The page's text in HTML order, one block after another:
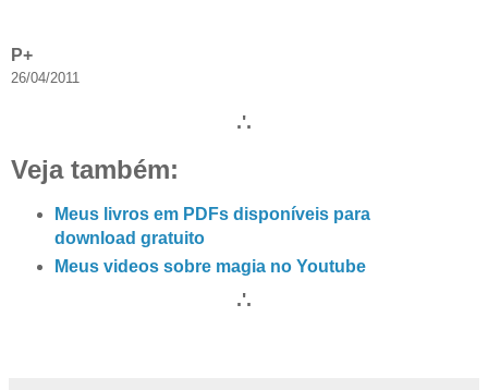
P+
26/04/2011
.'.
Veja também:
Meus livros em PDFs disponíveis para
download gratuito
Meus videos sobre magia no Youtube
.'.